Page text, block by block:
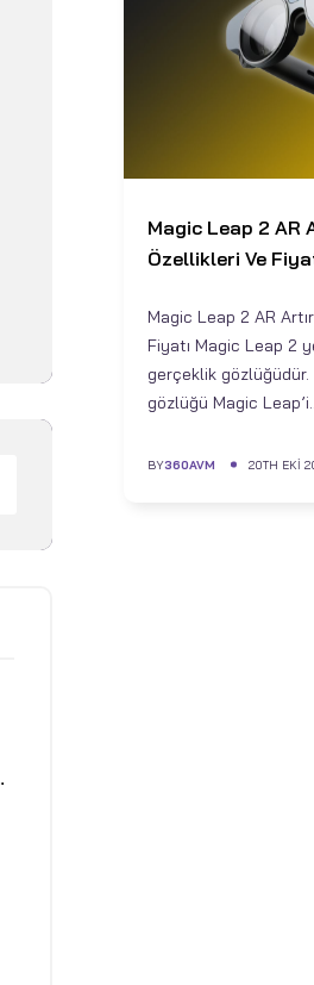
Magic Leap 2 AR
Özellikleri Ve
Magic Leap 2 AR
Fiyatı Magic Leap 2
gerçeklik gözlüğüdür.
gözlüğü Magic
BY360AVM 20TH EKI